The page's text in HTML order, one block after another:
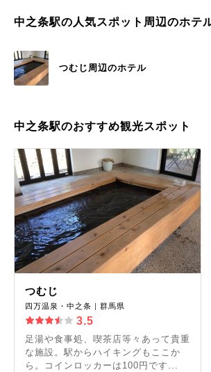
中之条駅の人気スポット周辺のホテ
つむじ周辺のホテル
中之条駅のおすすめ観光スポット
つむじ
四万温泉・中之条｜群馬県
3.5
足湯や食事処、喫茶店等々あって貴重
な施設。駅からハイキングもここか
ら。コインロッカーは100円です...